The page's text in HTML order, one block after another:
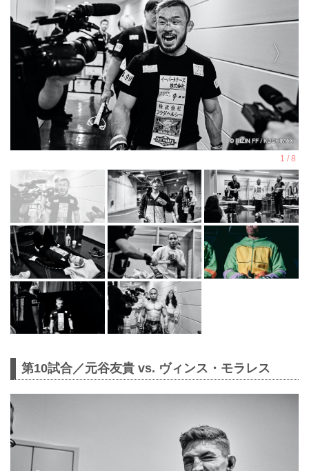
第10試合／元谷友貴 vs. ヴィンス・モラレス